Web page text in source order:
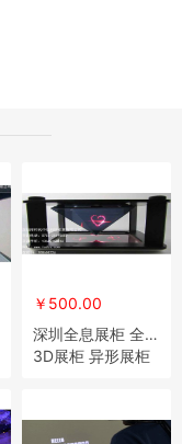
￥500.00
深圳全息展柜 全息
3D展柜 异形展柜